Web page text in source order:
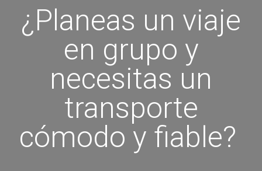
¿Planeas un viaje
en grupo y
necesitas un
transporte
cómodo y fiable?